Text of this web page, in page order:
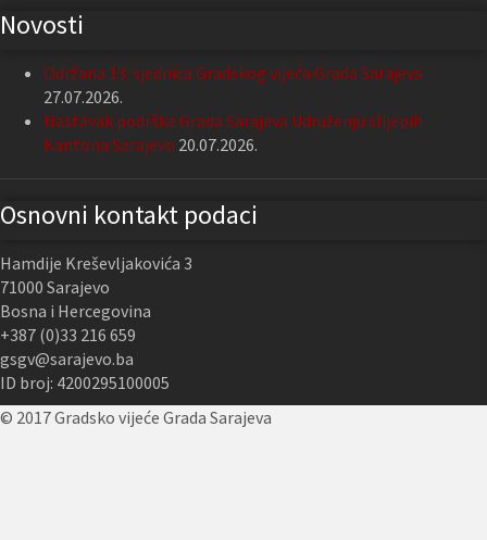
Novosti
Održana 13. sjednica Gradskog vijeća Grada Sarajeva
27.07.2026.
Nastavak podrške Grada Sarajeva Udruženju slijepih
Kantona Sarajevo 20.07.2026.
Osnovni kontakt podaci
Hamdije Kreševljakovića 3
71000 Sarajevo
Bosna i Hercegovina
+387 (0)33 216 659
gsgv@sarajevo.ba
ID broj: 4200295100005
© 2017 Gradsko vijeće Grada Sarajeva